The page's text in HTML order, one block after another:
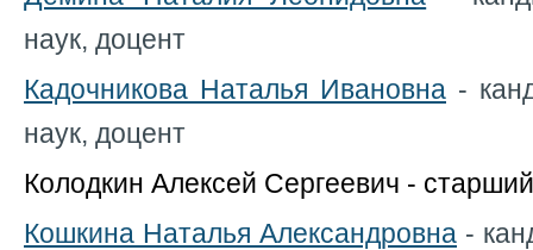
наук, доцент
Кадочникова Наталья Ивановна -
наук, доцент
Колодкин Алексей Сергеевич -
Кошкина Наталья Александровна -